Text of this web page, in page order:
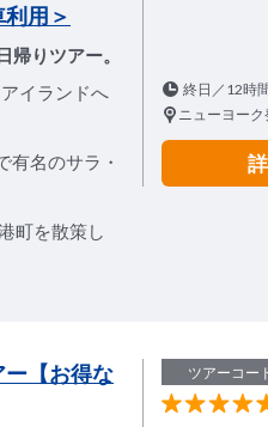
用＞
りツアー。
イランドへ
有名のサラ・
町を散策し
終日／12時
ニューヨーク
【お得な
ツアーコー